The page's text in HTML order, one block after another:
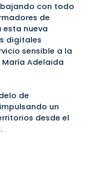
con todo
de
nueva
digitales
sensible a la
Adelaida
de
un
desde el